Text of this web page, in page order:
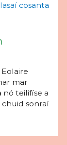
cosanta
mar
teilifíse a
chuid sonraí